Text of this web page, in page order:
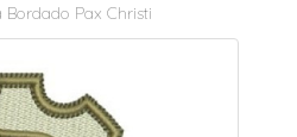
Bordado Pax Christi